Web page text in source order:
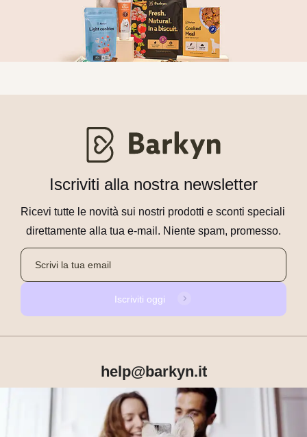
Iscriviti alla nostra newsletter
Ricevi tutte le novità sui nostri prodotti e sconti speciali
direttamente alla tua e-mail. Niente spam, promesso.
Iscriviti oggi
help@barkyn.it